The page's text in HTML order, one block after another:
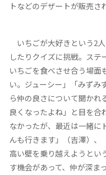
トなどのデザートが販売さ
いちごが大好きという2
したりクイズに挑戦。ス
いちごを食べさせ合う場面
い。ジューシー」「みずみ
ら仲の良さについて聞かれ
良くなったよね」と目を合
なかったが、最近は一緒に
んも行きます」（吉澤）、
高い壁を乗り越えようとい
す機会があって、仲が深ま